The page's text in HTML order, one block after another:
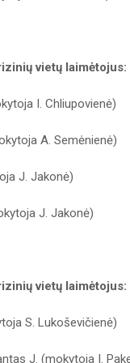
vietų laimėtojus:
I. Chliupovienė)
A. Semėnienė)
J. Jakonė)
J. Jakonė)
vietų laimėtojus:
S. Lukoševičienė)
J. (mokytoja I.